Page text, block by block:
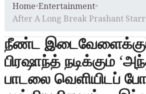
Home»Entertainment»
After A Long Break Prashant
நீண்ட இடைவேளைக்குப்
பிரஷாந்த் நடிக்கும்
பாடலை வெளியிடப்